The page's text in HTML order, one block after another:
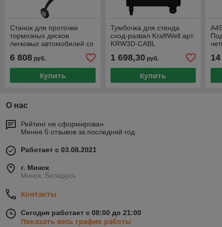
Станок для проточки
тормозных дисков
легковых автомобилей со
(КНР) арт. KRW802D
6 808 руб.
Купить
Тумбочка для стенда
сход-развал KraftWell арт.
KRW3D-CABL
1 698,30руб.
Купить
О нас
Рейтинг не сформирован
Менее 5 отзывов за последний год
Работает с 03.08.2021
г. Минск
Минск, Беларусь
Контакты
Сегодня работает с 08:00 до 21:00
Показать весь график работы